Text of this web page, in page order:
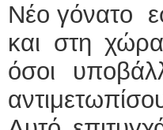
Νέο γόνατο
και στη
όσοι